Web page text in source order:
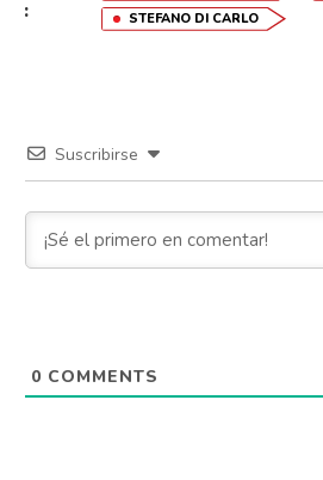
: STEFANO DI CARLO
Suscribirse
0 COMMENTS